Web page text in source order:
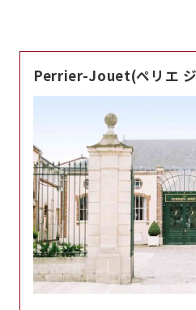
Perrier-Jouet(ペリエ